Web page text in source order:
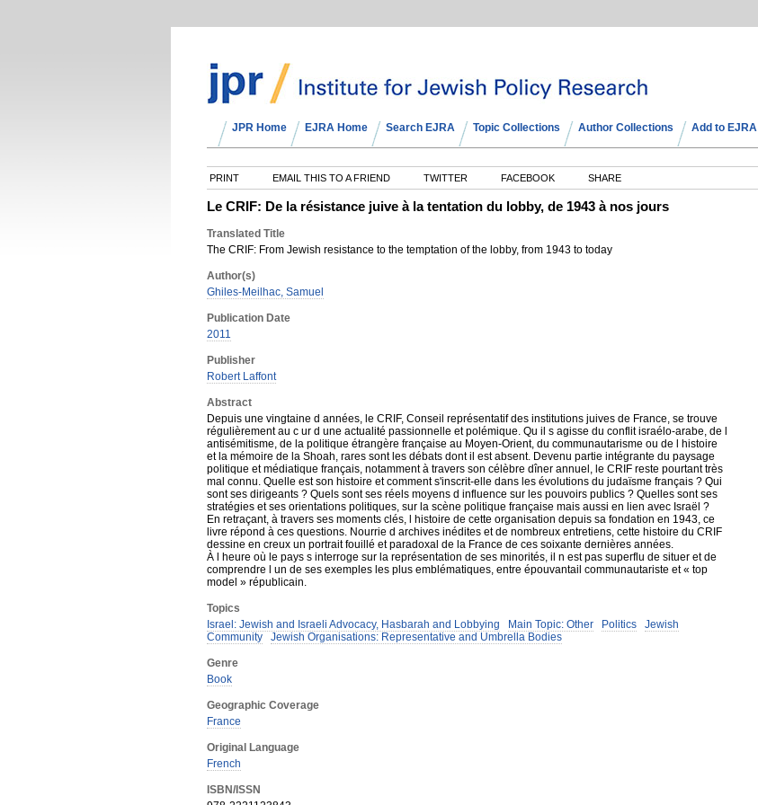
JPR Home EJRA Home Search EJRA Topic Collections Author Collections Add to EJRA
PRINT EMAIL THIS TO A FRIEND TWITTER FACEBOOK SHARE
Le CRIF: De la résistance juive à la tentation du lobby, de 1943 à nos jours
Translated Title
The CRIF: From Jewish resistance to the temptation of the lobby, from 1943 to today
Author(s)
Ghiles-Meilhac, Samuel
Publication Date
2011
Publisher
Robert Laffont
Abstract
Depuis une vingtaine d années, le CRIF, Conseil représentatif des institutions juives de France, se trouve
régulièrement au c ur d une actualité passionnelle et polémique. Qu il s agisse du conflit israélo-arabe, de l
antisémitisme, de la politique étrangère française au Moyen-Orient, du communautarisme ou de l histoire
et la mémoire de la Shoah, rares sont les débats dont il est absent. Devenu partie intégrante du paysage
politique et médiatique français, notamment à travers son célèbre dîner annuel, le CRIF reste pourtant très
mal connu. Quelle est son histoire et comment s'inscrit-elle dans les évolutions du judaïsme français ? Qui
sont ses dirigeants ? Quels sont ses réels moyens d influence sur les pouvoirs publics ? Quelles sont ses
stratégies et ses orientations politiques, sur la scène politique française mais aussi en lien avec Israël ?
En retraçant, à travers ses moments clés, l histoire de cette organisation depuis sa fondation en 1943, ce
livre répond à ces questions. Nourrie d archives inédites et de nombreux entretiens, cette histoire du CRIF
dessine en creux un portrait fouillé et paradoxal de la France de ces soixante dernières années.
À l heure où le pays s interroge sur la représentation de ses minorités, il n est pas superflu de situer et de
comprendre l un de ses exemples les plus emblématiques, entre épouvantail communautariste et « top
model » républicain.
Topics
Israel: Jewish and Israeli Advocacy, Hasbarah and Lobbying
Main Topic: Other Politics
Jewish
Community
Jewish Organisations: Representative and Umbrella Bodies
Genre
Book
Geographic Coverage
France
Original Language
French
ISBN/ISSN